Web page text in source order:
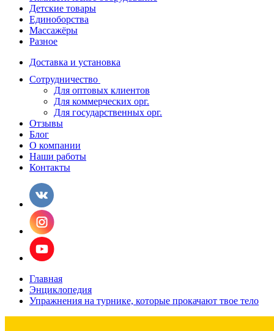
Детские товары
Единоборства
Массажёры
Разное
Доставка и установка
Сотрудничество
Для оптовых клиентов
Для коммерческих орг.
Для государственных орг.
Отзывы
Блог
О компании
Наши работы
Контакты
Главная
Энциклопедия
Упражнения на турнике, которые прокачают твое тело